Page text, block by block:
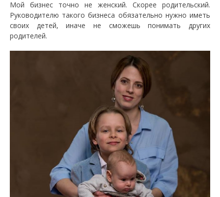
Мой бизнес точно не женский. Скорее родительский.
Руководителю такого бизнеса обязательно нужно иметь
своих детей, иначе не сможешь понимать других
родителей.